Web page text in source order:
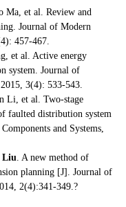
Ma, et al. Review and
Journal of Modern
457-467.
et al. Active energy
system. Journal of
3(4): 533-543.
Li, et al. Two-stage
faulted distribution system
and Systems,
Liu . A new method of
planning [J]. Journal of
2(4):341-349.?